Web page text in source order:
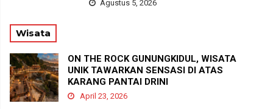
Agustus 5, 2026
Wisata
ON THE ROCK GUNUNGKIDUL, WISATA
UNIK TAWARKAN SENSASI DI ATAS
KARANG PANTAI DRINI
April 23, 2026